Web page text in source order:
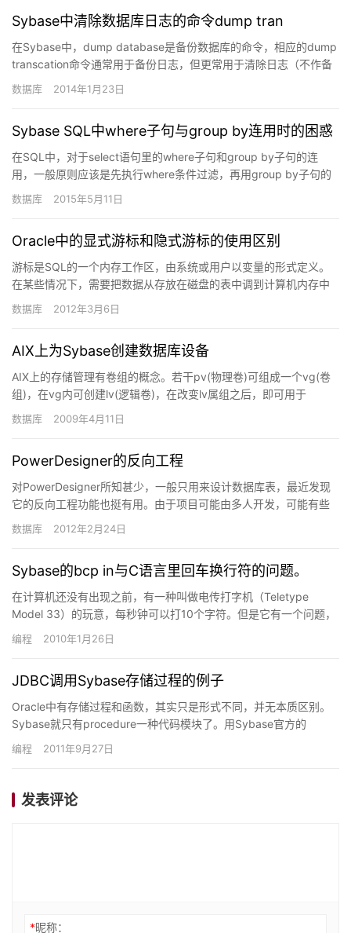
Sybase中清除数据库日志的命令dump tran
在Sybase中，dump database是备份数据库的命令，相应的dump
transcation命令通常用于备份日志，但更常用于清除日志（不作备
份）。以下的两条命令是dump…
数据库 2014年1月23日
Sybase SQL中where子句与group by连用时的困惑
在SQL中，对于select语句里的where子句和group by子句的连
用，一般原则应该是先执行where条件过滤，再用group by子句的
条件来分组。然而Sybase却有所…
数据库 2015年5月11日
Oracle中的显式游标和隐式游标的使用区别
游标是SQL的一个内存工作区，由系统或用户以变量的形式定义。
在某些情况下，需要把数据从存放在磁盘的表中调到计算机内存中
进行处理，最后将处理结果显示出来或最终写回数据库。这样数据
处理…
数据库 2012年3月6日
AIX上为Sybase创建数据库设备
AIX上的存储管理有卷组的概念。若干pv(物理卷)可组成一个vg(卷
组)，在vg内可创建lv(逻辑卷)，在改变lv属组之后，即可用于
Syabse上。smit vg用于管理vg,sm…
数据库 2009年4月11日
PowerDesigner的反向工程
对PowerDesigner所知甚少，一般只用来设计数据库表，最近发现
它的反向工程功能也挺有用。由于项目可能由多人开发，可能有些
数据库中的表被直接修改而未通过PowerDesign…
数据库 2012年2月24日
Sybase的bcp in与C语言里回车换行符的问题。
在计算机还没有出现之前，有一种叫做电传打字机（Teletype
Model 33）的玩意，每秒钟可以打10个字符。但是它有一个问题，
就是打完一行换行的时候，要用去0.2秒，正好可以…
编程 2010年1月26日
JDBC调用Sybase存储过程的例子
Oracle中有存储过程和函数，其实只是形式不同，并无本质区别。
Sybase就只有procedure一种代码模块了。用Sybase官方的
jConnetct驱动可以方便的调用数据库中…
编程 2011年9月27日
发表评论
*昵称：